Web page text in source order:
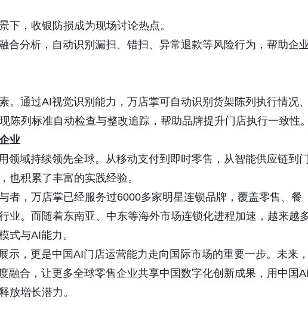
下，收银防损成为现场讨论热点。
合分析，自动识别漏扫、错扫、异常退款等风险行为，帮助企
。通过AI视觉识别能力，万店掌可自动识别货架陈列执行情况、
陈列标准自动检查与整改追踪，帮助品牌提升门店执行一致性。
业
领域持续领先全球。从移动支付到即时零售，从智能供应链到门
也积累了丰富的实践经验。
者，万店掌已经服务过6000多家明星连锁品牌，覆盖零售、餐
业。而随着东南亚、中东等海外市场连锁化进程加速，越来越
式与AI能力。
示，更是中国AI门店运营能力走向国际市场的重要一步。未来，
融合，让更多全球零售企业共享中国数字化创新成果，用中国AI
放增长潜力。